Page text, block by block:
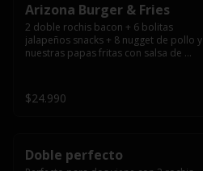
Arizona Burger & Fries
2 doble rochis bacon + 6 bolitas
jalapeños snacks + 8 nugget de pollo y
nuestras papas fritas con salsa de
$24.990
Doble perfecto